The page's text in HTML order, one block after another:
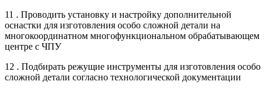
11 . Проводить установку и настройку дополнительной
оснастки для изготовления особо сложной детали на
многокоординатном многофункциональном обрабатывающем
центре с ЧПУ
12 . Подбирать режущие инструменты для изготовления особо
сложной детали согласно технологической документации